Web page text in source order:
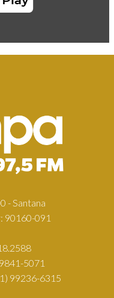
- Santana
90160-091
5071
99236-6315